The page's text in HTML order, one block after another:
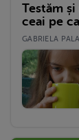
Testăm
ceai pe
GABRIELA